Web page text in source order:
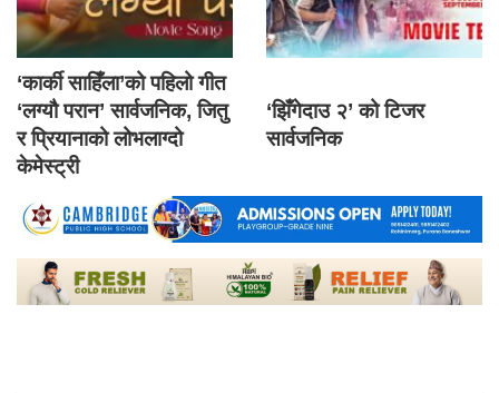
‘कार्की साहिँला’को पहिलो गीत
‘लग्यौ परान’ सार्वजनिक, जितु
र प्रियानाको लोभलाग्दो
केमेस्ट्री
‘झिँगेदाउ २’ को टिजर
सार्वजनिक